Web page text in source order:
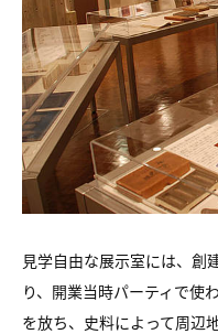
見学自由な展示室には、創
り、開業当時パーティで使
を放ち、史料によって周辺